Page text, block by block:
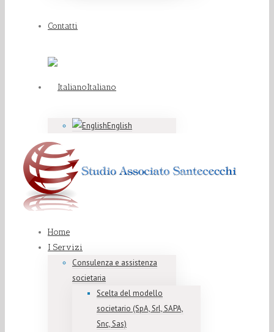
Contatti
Italiano
English
Home
I Servizi
Consulenza e assistenza
societaria
Scelta del modello
societario (SpA, Srl, SAPA,
Snc, Sas)